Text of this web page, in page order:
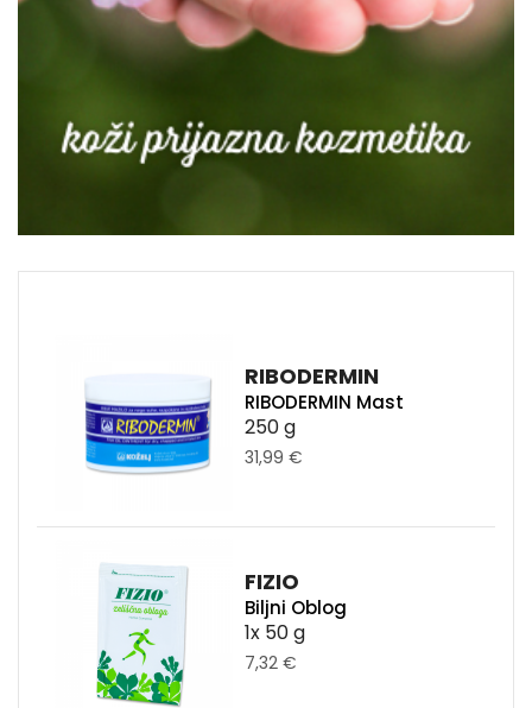
RIBODERMIN
RIBODERMIN Mast
250 g
31,99 €
FIZIO
Biljni Oblog
1x 50 g
7,32 €